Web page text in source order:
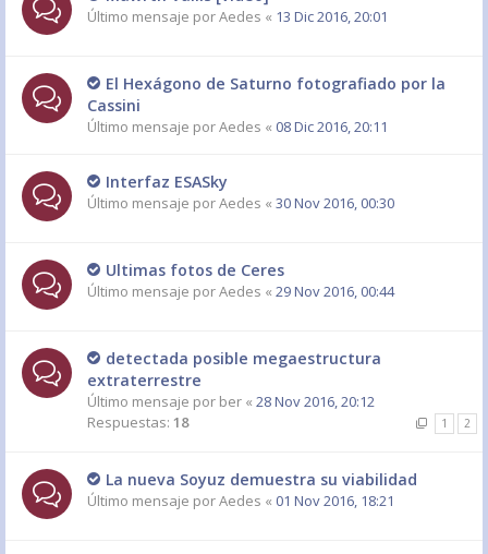
Último mensaje porAedes « 13 Dic 2016, 20:01
El Hexágono de Saturno fotografiado por la
Cassini
Último mensaje porAedes « 08 Dic 2016, 20:11
Interfaz ESASky
Último mensaje porAedes « 30 Nov 2016, 00:30
Ultimas fotos de Ceres
Último mensaje porAedes « 29 Nov 2016, 00:44
detectada posible megaestructura
extraterrestre
Último mensaje por ber « 28 Nov 2016, 20:12
Respuestas: 18 1 2
La nueva Soyuz demuestra su viabilidad
Último mensaje porAedes « 01 Nov 2016, 18:21